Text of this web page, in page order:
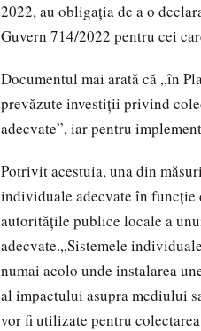
2022, au obligația de a o
Guvern 714/2022 pentru cei
Documentul mai arată că „în
prevăzute investiții privind
adecvate”, iar pentru
Potrivit acestuia, una din
individuale adecvate în funcție
autoritățile publice locale a
adecvate.„Sistemele
numai acolo unde instalarea
al impactului asupra mediului
vor fi utilizate pentru